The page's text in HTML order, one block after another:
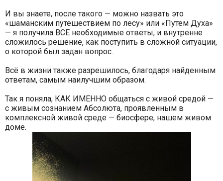
И вы знаете, после такого — можно назвать это
«шаманским путешествием по лесу» или «Путем Духа»
— я получила ВСЕ необходимые ответы, и внутренне
сложилось решение, как поступить в сложной ситуации,
о которой был задан вопрос.
Всё в жизни также разрешилось, благодаря найденным
ответам, самым наилучшим образом.
Так я поняла, КАК ИМЕННО общаться с живой средой —
с живым сознанием Абсолюта, проявленным в
комплексной живой среде — биосфере, нашем живом
доме.